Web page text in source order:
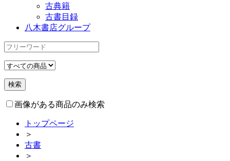
古典籍
古書目録
八木書店グループ
画像がある商品のみ検索
トップページ
＞
古書
＞